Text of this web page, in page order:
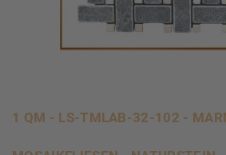
1 QM - LS-TMLAB-32-102 -